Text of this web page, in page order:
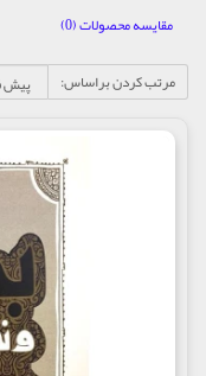
مقایسه محصولات (0)
مرتب کردن براساس: